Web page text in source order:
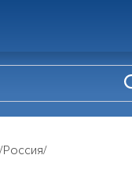
Россия/